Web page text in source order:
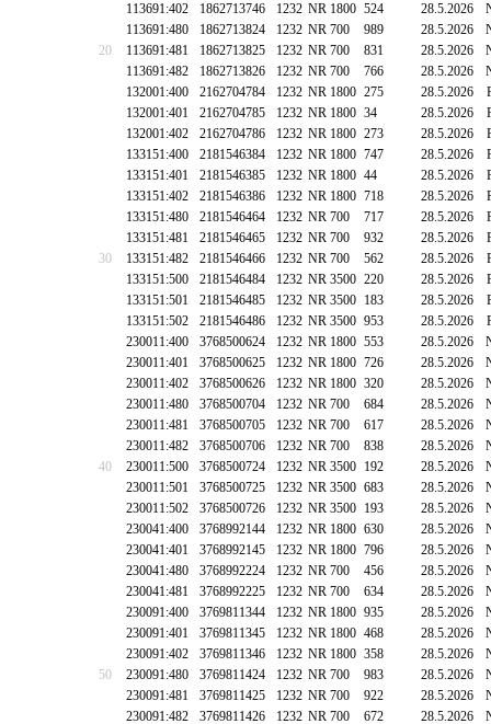
113691:402
1862713746 1232 NR 1800 524 28.5.2026
113691:480
1862713824 1232 NR 700 989 28.5.2026
20
113691:481 1862713825 1232 NR 700 831 28.5.2026
113691:482
1862713826 1232 NR 700 766 28.5.2026
132001:400
2162704784 1232 NR 1800 275 28.5.2026
132001:401
2162704785 1232 NR 1800 34 28.5.2026
132001:402
2162704786 1232 NR 1800 273 28.5.2026
133151:400
2181546384 1232 NR 1800 747 28.5.2026
133151:401
2181546385 1232 NR 1800 44 28.5.2026
133151:402
2181546386 1232 NR 1800 718 28.5.2026
133151:480
2181546464 1232 NR 700 717 28.5.2026
133151:481
2181546465 1232 NR 700 932 28.5.2026
30
133151:482 2181546466 1232 NR 700 562 28.5.2026
133151:500
2181546484 1232 NR 3500 220 28.5.2026
133151:501
2181546485 1232 NR 3500 183 28.5.2026
133151:502
2181546486 1232 NR 3500 953 28.5.2026
230011:400
3768500624 1232 NR 1800 553 28.5.2026
230011:401
3768500625 1232 NR 1800 726 28.5.2026
230011:402
3768500626 1232 NR 1800 320 28.5.2026
230011:480
3768500704 1232 NR 700 684 28.5.2026
230011:481
3768500705 1232 NR 700 617 28.5.2026
230011:482
3768500706 1232 NR 700 838 28.5.2026
40
230011:500 3768500724 1232 NR 3500 192 28.5.2026
230011:501
3768500725 1232 NR 3500 683 28.5.2026
230011:502
3768500726 1232 NR 3500 193 28.5.2026
230041:400
3768992144 1232 NR 1800 630 28.5.2026
230041:401
3768992145 1232 NR 1800 796 28.5.2026
230041:480
3768992224 1232 NR 700 456 28.5.2026
230041:481
3768992225 1232 NR 700 634 28.5.2026
230091:400
3769811344 1232 NR 1800 935 28.5.2026
230091:401
3769811345 1232 NR 1800 468 28.5.2026
230091:402
3769811346 1232 NR 1800 358 28.5.2026
50
230091:480 3769811424 1232 NR 700 983 28.5.2026
230091:481
3769811425 1232 NR 700 922 28.5.2026
230091:482
3769811426 1232 NR 700 672 28.5.2026